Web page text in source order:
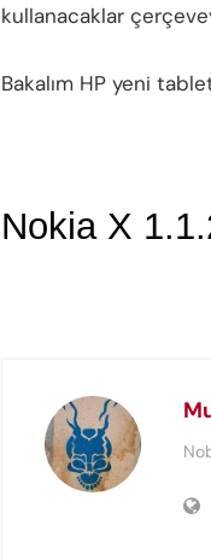
kullanacaklar
Bakalım HP yeni
Nokia X